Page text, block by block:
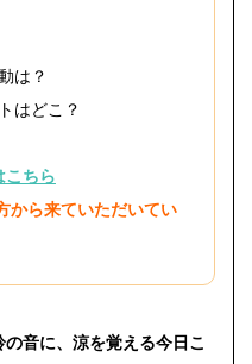
は？
はどこ？
こちら
から来ていただいてい
音に、涼を覚える今日こ